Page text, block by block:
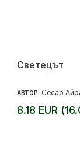
Светецът
АВТОР: Сесар
8.18 EUR